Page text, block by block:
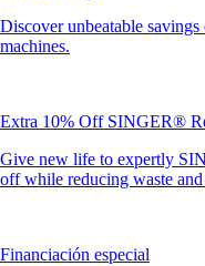
Discover unbeatable
machines.
Extra 10% Off SINGER®
Give new life to expertly
off while reducing waste
Financiación especial